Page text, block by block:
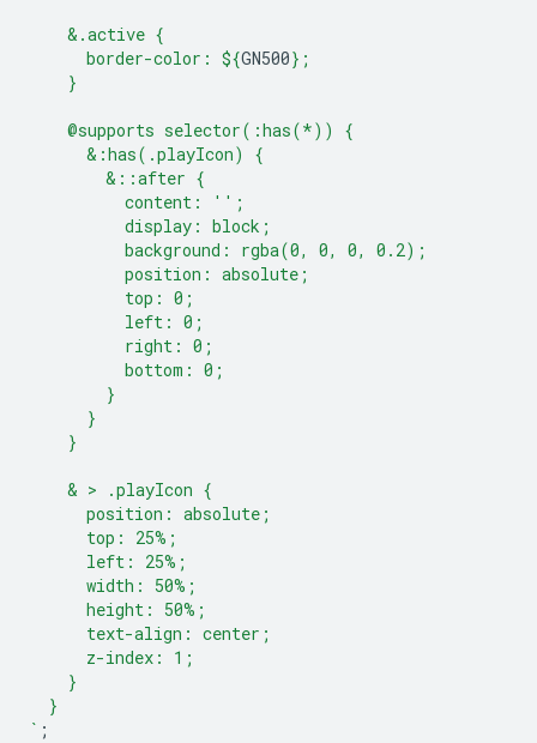
    &.active {
      border-color:
${GN500} ;
    }
    @supports selector(:has(*)) {
      &:has(.playIcon) {
        &::after {
          content: '';
          display: block;
          background: rgba(0, 0, 0, 0.2);
          position: absolute;
          top: 0;
          left: 0;
          right: 0;
          bottom: 0;
        }
      }
    }
    & > .playIcon {
      position: absolute;
      top: 25%;
      left: 25%;
      width: 50%;
      height: 50%;
      text-align: center;
      z-index: 1;
    }
  }
` ;